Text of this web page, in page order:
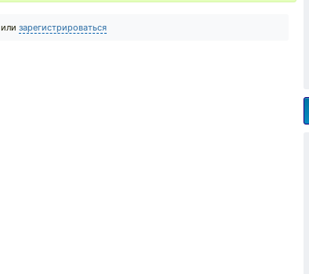
или зарегистрироваться